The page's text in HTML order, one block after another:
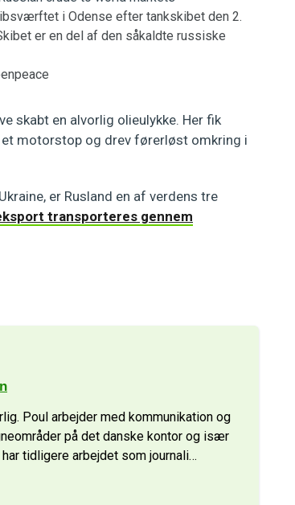
i Odense efter tankskibet den 2.
er en del af den såkaldte russiske
skabt en alvorlig olieulykke. Her fik
motorstop og drev førerløst omkring i
er Rusland en af verdens tre
transporteres gennem
Poul arbejder med kommunikation og
på det danske kontor og især
tidligere arbejdet som journali…